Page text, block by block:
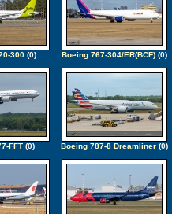
300 (0) Boeing 767-304/ER(BCF)(0)
FFT(0) Boeing 787-8 Dreamliner(0)